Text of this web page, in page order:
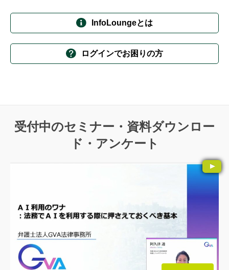
InfoLoungeとは
ログインでお困りの方
受付中のセミナー・資料ダウンロー
ド・アンケート